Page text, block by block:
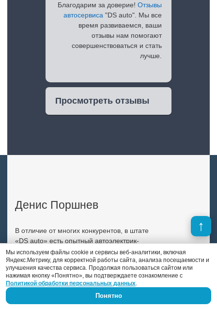
Благодарим за доверие! Отзывы
автосервиса "DS auto". Мы все
время развиваемся, ваши
отзывы нам помогают
совершенствоваться и стать
лучше.
Просмотреть отзывы
Денис Поршнев
В отличие от многих конкурентов, в штате
«DS auto» есть опытный автоэлектрик-
диагност. Это Денис Поршнев, который
занимается автоэлектрикой уже 9 лет.
Previous
Мы используем файлы cookie и сервисы веб-аналитики, включая
Яндекс.Метрику, для корректной работы сайта, анализа посещаемости и
улучшения качества сервиса. Продолжая пользоваться сайтом или
нажимая кнопку «Понятно», вы подтверждаете ознакомление с
Политикой обработки персональных данных.
Понятно